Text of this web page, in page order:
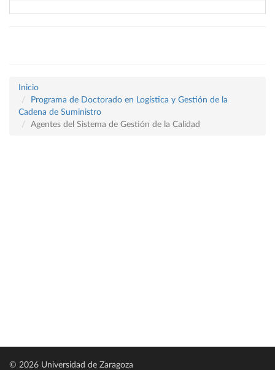
Inicio
Programa de Doctorado en Logística y Gestión de la
Cadena de Suministro
Agentes del Sistema de Gestión de la Calidad
© 2026 Universidad de Zaragoza